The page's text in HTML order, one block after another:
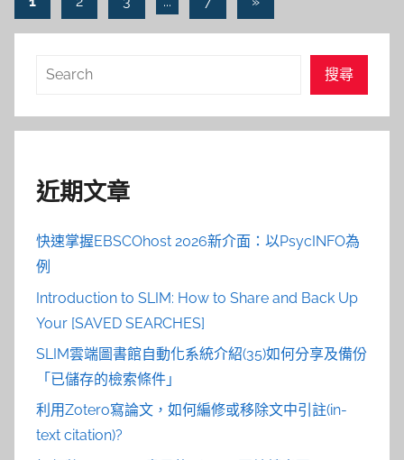
章
搜
搜尋
近期文章
快速掌握EBSCOhost 2026新介面：以PsycINFO為
例
Introduction to SLIM: How to Share and Back Up
Your [SAVED SEARCHES]
SLIM雲端圖書館自動化系統介紹(35)如何分享及備份
「已儲存的檢索條件」
利用Zotero寫論文，如何編修或移除文中引註(in-
text citation)?